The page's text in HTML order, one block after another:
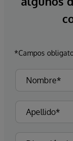
*Campos